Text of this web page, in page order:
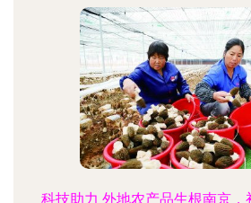
科技助力 外地农产品生根南京